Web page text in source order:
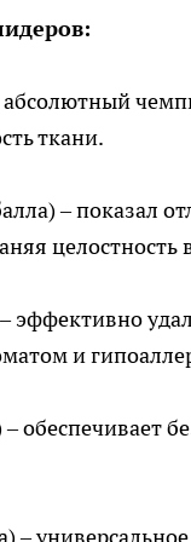
ткани.
– показал
эффективно
и
обеспечивает